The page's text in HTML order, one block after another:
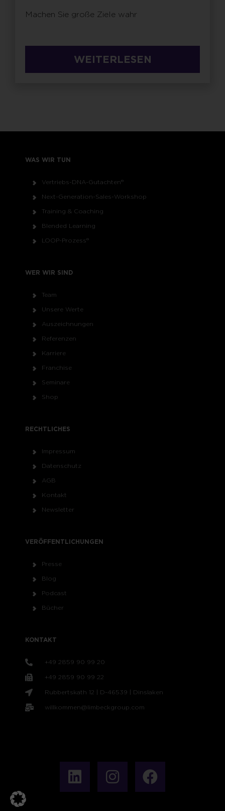
Machen Sie große Ziele wahr
WEITERLESEN
WAS WIR TUN
Vertriebs-DNA-Gutachten®
Next-Generation-Sales-Workshop
Training & Coaching
Blended Learning
LOOP-Prozess®
WER WIR SIND
Team
Unsere Werte
Auszeichnungen
Referenzen
Karriere
Franchise
Seminare
Shop
RECHTLICHES
Impressum
Datenschutz
AGB
Kontakt
Newsletter
VERÖFFENTLICHUNGEN
Presse
Blog
Podcast
Bücher
KONTAKT
+49 2859 90 99 20
+49 2859 90 99 22
Rubbertskath 12 | D-46539 | Dinslaken
willkommen@limbeckgroup.com